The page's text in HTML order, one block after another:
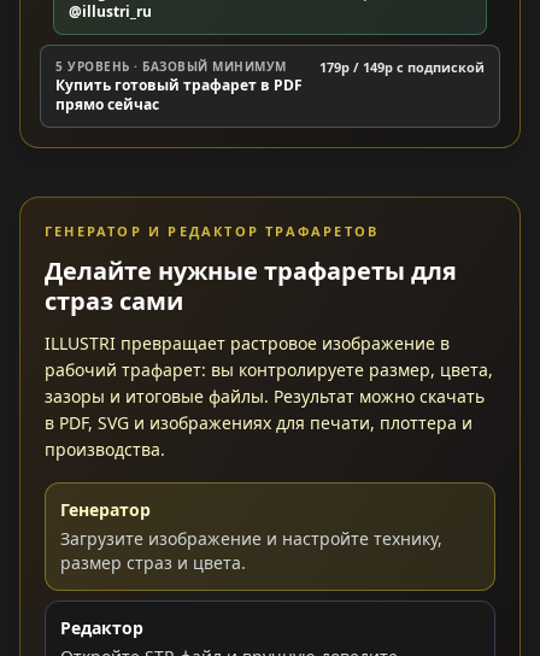
@illustri_ru
5 УРОВЕНЬ · БАЗОВЫЙ МИНИМУМ
Купить готовый трафарет в PDF
прямо сейчас
179р / 149р c подпиской
ГЕНЕРАТОР И РЕДАКТОР ТРАФАРЕТОВ
Делайте нужные трафареты для
страз сами
ILLUSTRI превращает растровое изображение в
рабочий трафарет: вы контролируете размер, цвета,
зазоры и итоговые файлы. Результат можно скачать
в PDF, SVG и изображениях для печати, плоттера и
производства.
Генератор
Загрузите изображение и настройте технику,
размер страз и цвета.
Редактор